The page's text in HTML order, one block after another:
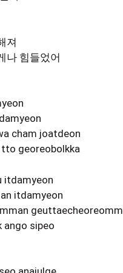
져
나 힘들었어
cham joatdeon
georeobolkka
itdamyeon
itdamyeon
ango sipeo